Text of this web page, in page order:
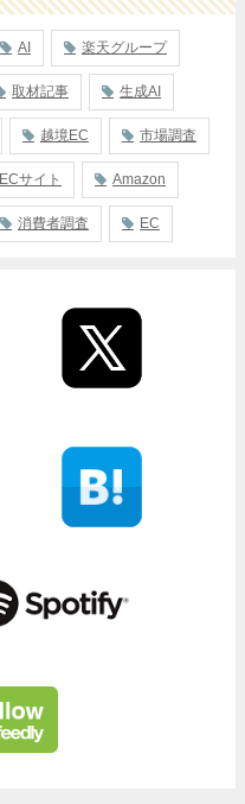
AI 楽天グループ
取材記事 生成AI
越境EC 市場調査
ECサイト Amazon
消費者調査 EC